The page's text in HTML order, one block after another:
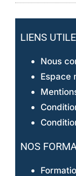
LIENS
Nous
Espace
NOS